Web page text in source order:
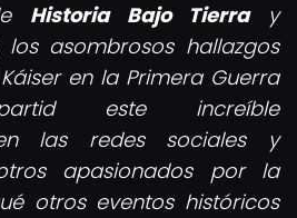
Historia Bajo Tierray
asombrosos hallazgos
en la Primera Guerra
este increíble
las redes sociales y
apasionados por la
otros eventos históricos